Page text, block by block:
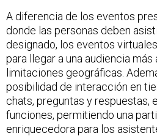
A diferencia de los eventos
donde las personas deben
designado, los eventos
para llegar a una audiencia
limitaciones geográficas.
posibilidad de interacción en
chats, preguntas y respuestas,
funciones, permitiendo una
enriquecedora para los